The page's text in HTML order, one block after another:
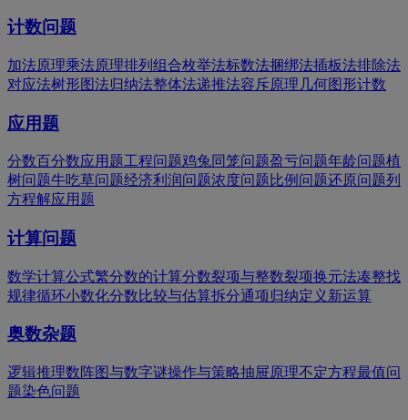
计数问题
加法原理乘法原理排列组合枚举法标数法捆绑法插板法排除法
对应法树形图法归纳法整体法递推法容斥原理 几何图形计数
应用题
分数百分数应用题工程问题鸡兔同笼问题盈亏问题年龄问题植
树问题牛吃草问题经济利润问题浓度问题比例问题还原问题列
方程解应用题
计算问题
数学计算公式繁分数的计算分数裂项与整数裂项换元法凑整找
规律循环小数化分数比较与估算拆分通项归纳定义新运算
奥数杂题
逻辑推理数阵图与数字谜操作与策略抽屉原理不定方程最值问
题染色问题